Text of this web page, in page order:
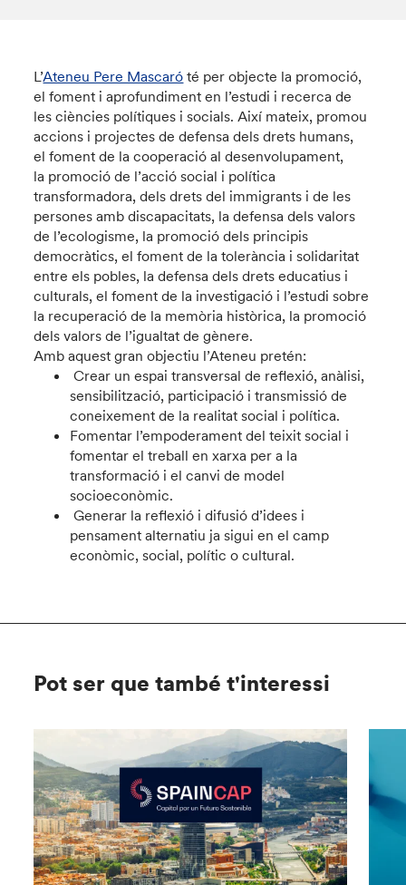
L’Ateneu Pere Mascaró té per objecte la promoció,
el foment i aprofundiment en l’estudi i recerca de
les ciències polítiques i socials. Així mateix, promou
accions i projectes de defensa dels drets humans,
el foment de la cooperació al desenvolupament,
la promoció de l’acció social i política
transformadora, dels drets del immigrants i de les
persones amb discapacitats, la defensa dels valors
de l’ecologisme, la promoció dels principis
democràtics, el foment de la tolerància i solidaritat
entre els pobles, la defensa dels drets educatius i
culturals, el foment de la investigació i l’estudi sobre
la recuperació de la memòria històrica, la promoció
dels valors de l’igualtat de gènere.
Amb aquest gran objectiu l’Ateneu pretén:
Crear un espai transversal de reflexió, anàlisi,
sensibilització, participació i transmissió de
coneixement de la realitat social i política.
Fomentar l’empoderament del teixit social i
fomentar el treball en xarxa per a la
transformació i el canvi de model
socioeconòmic.
Generar la reflexió i difusió d’idees i
pensament alternatiu ja sigui en el camp
econòmic, social, polític o cultural.
Pot ser que també t'interessi